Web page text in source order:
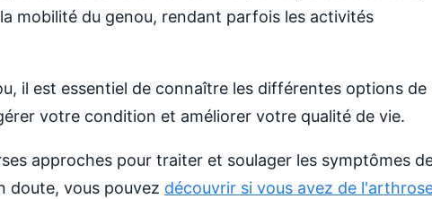
mobilité du genou, rendant parfois les activités
il est essentiel de connaître les différentes options de
votre condition et améliorer votre qualité de vie.
approches pour traiter et soulager les symptômes
doute, vous pouvez découvrir si vous avez de